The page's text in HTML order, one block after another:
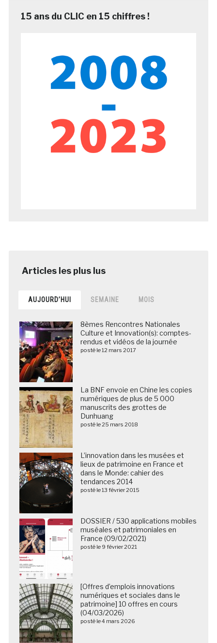
15 ans du CLIC en 15 chiffres !
AUJOURD’HUI SEMAINE MOIS
8èmes Rencontres Nationales
Culture et Innovation(s): comptes-
rendus et vidéos de la journée
posté le 12 mars 2017
La BNF envoie en Chine les copies
numériques de plus de 5 000
manuscrits des grottes de
Dunhuang
posté le 25 mars 2018
L’innovation dans les musées et
lieux de patrimoine en France et
dans le Monde: cahier des
tendances 2014
posté le 13 février 2015
DOSSIER / 530 applications mobiles
muséales et patrimoniales en
France (09/02/2021)
posté le 9 février 2021
[Offres d’emplois innovations
numériques et sociales dans le
patrimoine] 10 offres en cours
(04/03/2026)
posté le 4 mars 2026